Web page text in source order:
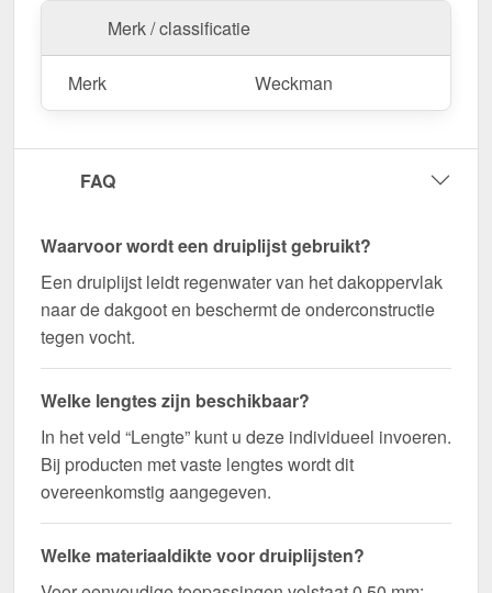
maat gemaakt voor uw project & snel geleverd!
Duurzaam, weerbestendig, op maat gemaakt - bestel
nu en profiteer van een snelle levering!
Merk / classificatie
Merk Weckman
FAQ
Waarvoor wordt een druiplijst gebruikt?
Een druiplijst leidt regenwater van het dakoppervlak
naar de dakgoot en beschermt de onderconstructie
tegen vocht.
Welke lengtes zijn beschikbaar?
In het veld “Lengte” kunt u deze individueel invoeren.
Bij producten met vaste lengtes wordt dit
overeenkomstig aangegeven.
Welke materiaaldikte voor druiplijsten?